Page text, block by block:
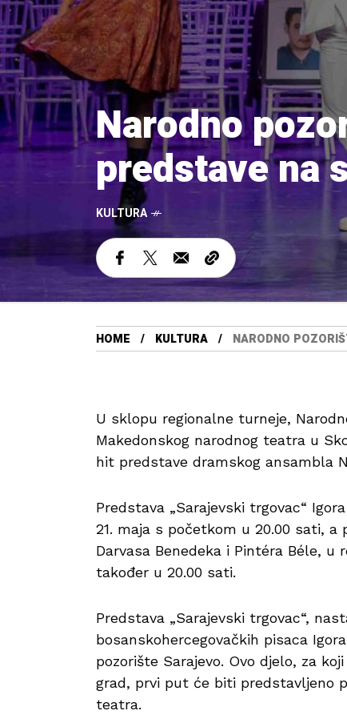
Narodno
predstave na
KULTURA
HOME KULTURA NARODNO
U sklopu regionalne turneje,
Makedonskog narodnog teatra u
hit predstave dramskog ansambla
Predstava „Sarajevski trgovac“
21. maja s početkom u 20.00 sati, a
Darvasa Benedeka i Pintéra Béle, u
također u 20.00 sati.
Predstava „Sarajevski trgovac“,
bosanskohercegovačkih pisaca
pozorište Sarajevo. Ovo djelo, za
grad, prvi put će biti predstavljeno
teatra.